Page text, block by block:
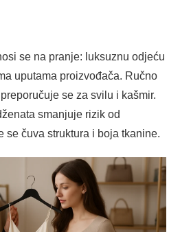
se na pranje: luksuznu odjeću
uputama proizvođača. Ručno
se za svilu i kašmir.
smanjuje rizik od
se čuva struktura i boja tkanine.